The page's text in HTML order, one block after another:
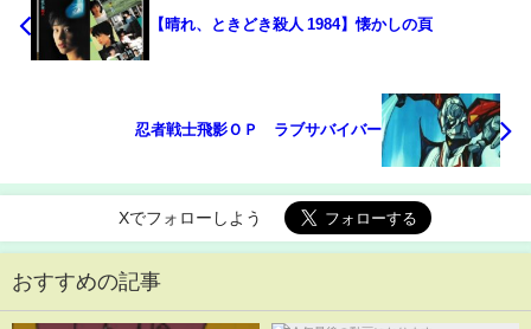
【晴れ、ときどき殺人 1984】懐かしの頁
忍者戦士飛影ＯＰ ラブサバイバー
Xでフォローしよう
おすすめの記事